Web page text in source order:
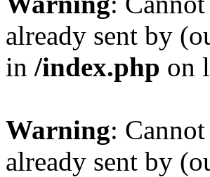
already sent by
in /index.php on
Warning:
already sent by